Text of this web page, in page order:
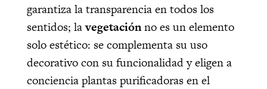
garantiza la transparencia en todos los
sentidos; lavegetaciónno es un elemento
solo estético: se complementa su uso
decorativo con su funcionalidad y eligen a
conciencia plantas purificadoras en el